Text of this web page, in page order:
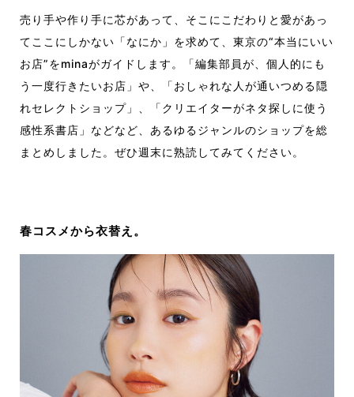
売り手や作り手に芯があって、そこにこだわりと愛があっ
てここにしかない「なにか」を求めて、東京の“本当にいい
お店”をminaがガイドします。「編集部員が、個人的にも
う一度行きたいお店」や、「おしゃれな人が通いつめる隠
れセレクトショップ」、「クリエイターがネタ探しに使う
感性系書店」などなど、あるゆるジャンルのショップを総
まとめしました。ぜひ週末に熟読してみてください。
春コスメから衣替え。